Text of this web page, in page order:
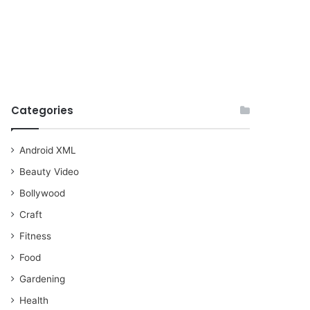
Categories
Android XML
Beauty Video
Bollywood
Craft
Fitness
Food
Gardening
Health